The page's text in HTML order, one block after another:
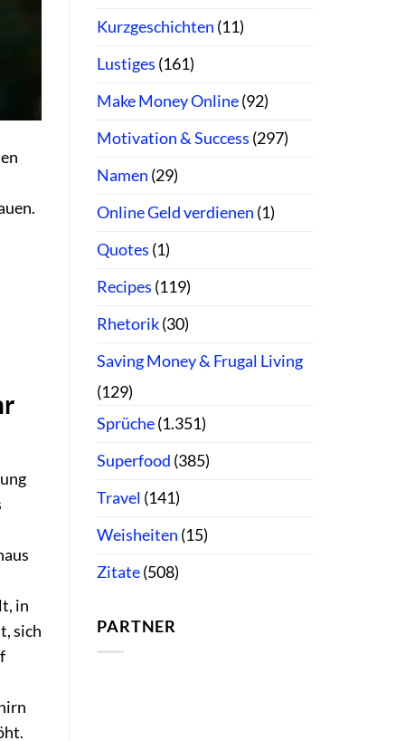
in
sich
Kurzgeschichten (11)
Lustiges (161)
Make Money Online(92)
Motivation & Success (297)
Namen (29)
Online Geld verdienen (1)
Quotes (1)
Recipes (119)
Rhetorik(30)
Saving Money & Frugal Living
(129)
Sprüche(1.351)
Superfood (385)
Travel (141)
Weisheiten (15)
Zitate(508)
PARTNER